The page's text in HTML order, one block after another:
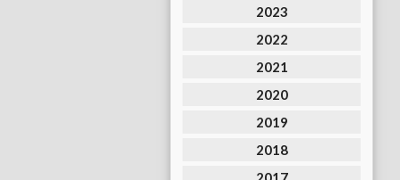
2023
2022
2021
2020
2019
2018